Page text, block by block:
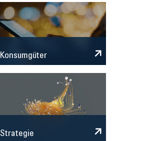
Konsumgüter
Strategie